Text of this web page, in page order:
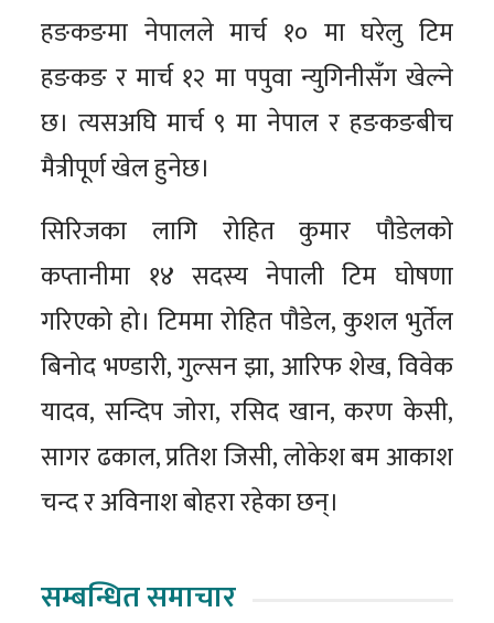
हङकङमा नेपालले मार्च १० मा घरेलु टिम
हङकङ र मार्च १२ मा पपुवा न्युगिनीसँग खेल्ने
छ। त्यसअघि मार्च ९ मा नेपाल र हङकङबीच
मैत्रीपूर्ण खेल हुनेछ।
सिरिजका लागि रोहित कुमार पौडेलको
कप्तानीमा १४ सदस्य नेपाली टिम घोषणा
गरिएको हो। टिममा रोहित पौडेल, कुशल भुर्तेल
बिनोद भण्डारी, गुल्सन झा, आरिफ शेख, विवेक
यादव, सन्दिप जोरा, रसिद खान, करण केसी,
सागर ढकाल, प्रतिश जिसी, लोकेश बम आकाश
चन्द र अविनाश बोहरा रहेका छन्।
सम्बन्धित समाचार